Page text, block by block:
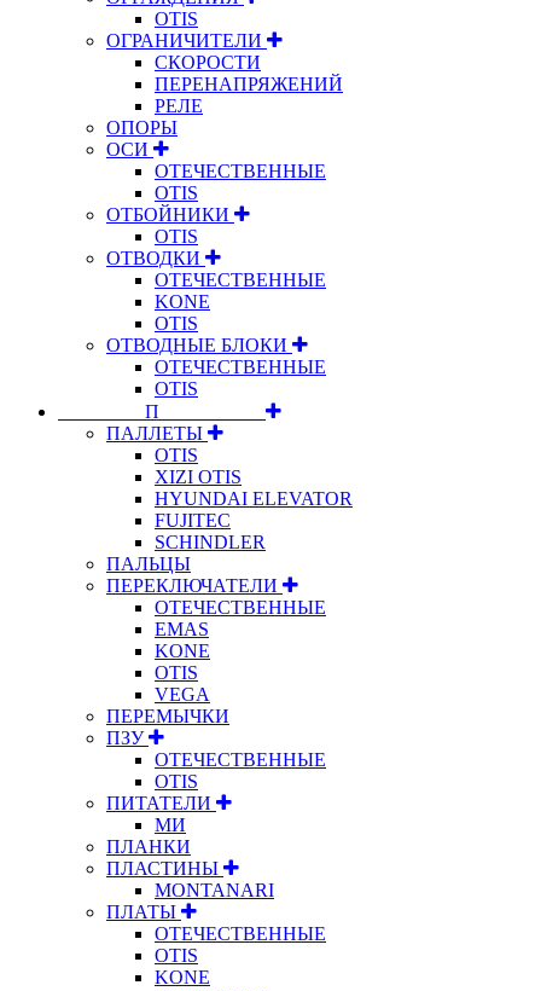
OTIS
ОГРАНИЧИТЕЛИ
СКОРОСТИ
ПЕРЕНАПРЯЖЕНИЙ
РЕЛЕ
ОПОРЫ
ОСИ
ОТЕЧЕСТВЕННЫЕ
OTIS
ОТБОЙНИКИ
OTIS
ОТВОДКИ
ОТЕЧЕСТВЕННЫЕ
KONE
OTIS
ОТВОДНЫЕ БЛОКИ
ОТЕЧЕСТВЕННЫЕ
OTIS
⠀⠀⠀⠀⠀⠀П⠀⠀⠀⠀⠀⠀⠀
ПАЛЛЕТЫ
OTIS
XIZI OTIS
HYUNDAI ELEVATOR
FUJITEC
SCHINDLER
ПАЛЬЦЫ
ПЕРЕКЛЮЧАТЕЛИ
ОТЕЧЕСТВЕННЫЕ
EMAS
KONE
OTIS
VEGA
ПЕРЕМЫЧКИ
ПЗУ
ОТЕЧЕСТВЕННЫЕ
OTIS
ПИТАТЕЛИ
МИ
ПЛАНКИ
ПЛАСТИНЫ
MONTANARI
ПЛАТЫ
ОТЕЧЕСТВЕННЫЕ
OTIS
KONE